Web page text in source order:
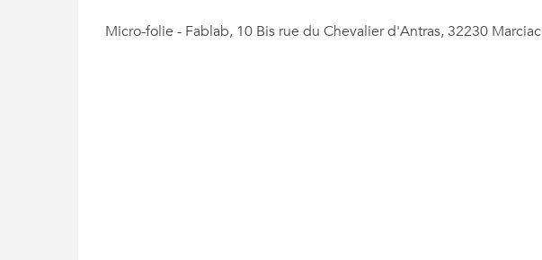
Micro-folie - Fablab, 10 Bis rue du Chevalier d'Antras, 32230 Marciac